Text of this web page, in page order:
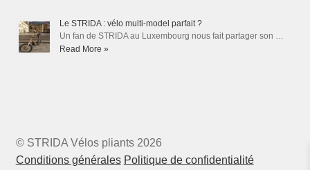
Le STRIDA : vélo multi-model parfait ?
Un fan de STRIDA au Luxembourg nous fait partager son …
Read More »
© STRIDA Vélos pliants 2026
Conditions générales Politique de confidentialité